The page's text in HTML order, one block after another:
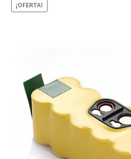
Contacto
Finalizar compra
¡OFERTA!